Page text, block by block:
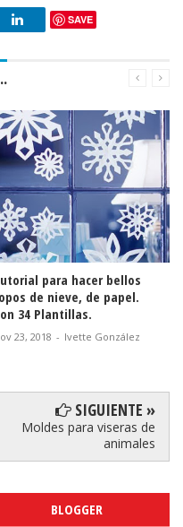
SAVE
para hacer bellos
de nieve, de papel.
34 Plantillas.
23, 2018 - Ivette González
SIGUIENTE »
Moldes para viseras de
animales
BLOGGER